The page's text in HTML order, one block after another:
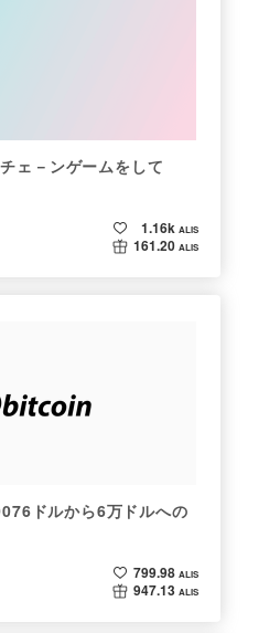
ェ－ンゲームをして
1.16k ALIS
161.20 ALIS
ドルから6万ドルへの
799.98 ALIS
947.13 ALIS